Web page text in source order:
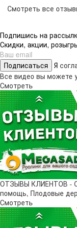
Смотреть все
Подпишись на
Скидки, акции,
Подписаться Я
Все видео вы можете
Смотреть
ОТЗЫВЫ КЛИЕНТОВ -
помощь, Плодовые
Смотреть